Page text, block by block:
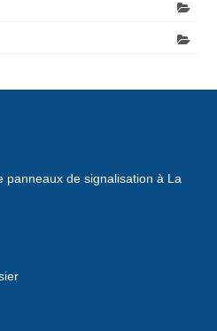
panneaux de signalisation à La